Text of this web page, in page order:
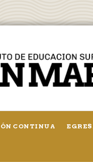
CONTINUA